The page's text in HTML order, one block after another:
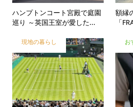
ハンプトンコート宮殿で庭園
巡り ～英国王室が愛した...
額縁
「
現地の暮らし お